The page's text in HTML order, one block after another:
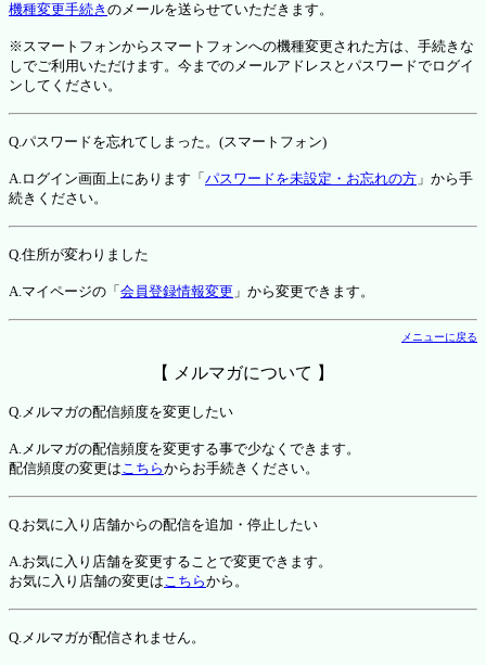
機種変更手続き のメールを送らせていただきます。
※スマートフォンからスマートフォンへの機種変更された方は、手続きな
しでご利用いただけます。今までのメールアドレスとパスワードでログイ
ンしてください。
Q.パスワードを忘れてしまった。(スマートフォン)
A.ログイン画面上にあります「 パスワードを未設定・お忘れの方 」から手
続きください。
Q.住所が変わりました
A.マイページの「 会員登録情報変更 」から変更できます。
メニューに戻る
【 メルマガについて 】
Q.メルマガの配信頻度を変更したい
A.メルマガの配信頻度を変更する事で少なくできます。
配信頻度の変更はこちらからお手続きください。
Q.お気に入り店舗からの配信を追加・停止したい
A.お気に入り店舗を変更することで変更できます。
お気に入り店舗の変更はこちらから。
Q.メルマガが配信されません。